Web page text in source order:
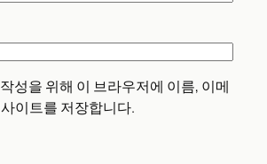
성을 위해 이 브라우저에 이름, 이메
이트를 저장합니다.